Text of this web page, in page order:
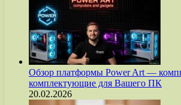
Обзор платформы Power Art —
комплектующие для Вашего ПК
20.02.2026